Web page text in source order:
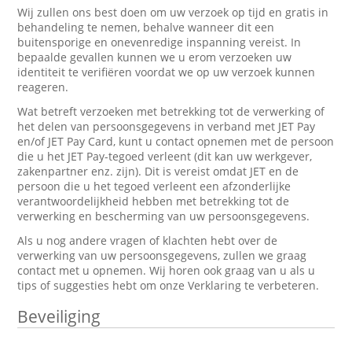
Wij zullen ons best doen om uw verzoek op tijd en gratis in
behandeling te nemen, behalve wanneer dit een
buitensporige en onevenredige inspanning vereist. In
bepaalde gevallen kunnen we u erom verzoeken uw
identiteit te verifiëren voordat we op uw verzoek kunnen
reageren.
Wat betreft verzoeken met betrekking tot de verwerking of
het delen van persoonsgegevens in verband met JET Pay
en/of JET Pay Card, kunt u contact opnemen met de persoon
die u het JET Pay-tegoed verleent (dit kan uw werkgever,
zakenpartner enz. zijn). Dit is vereist omdat JET en de
persoon die u het tegoed verleent een afzonderlijke
verantwoordelijkheid hebben met betrekking tot de
verwerking en bescherming van uw persoonsgegevens.
Als u nog andere vragen of klachten hebt over de
verwerking van uw persoonsgegevens, zullen we graag
contact met u opnemen. Wij horen ook graag van u als u
tips of suggesties hebt om onze Verklaring te verbeteren.
Beveiliging